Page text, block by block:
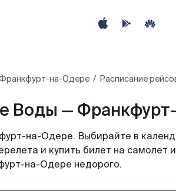
на-Одере Расписание
Воды —
на-Одере. Выбирайте в
и купить билет на самолет
на-Одере недорого.